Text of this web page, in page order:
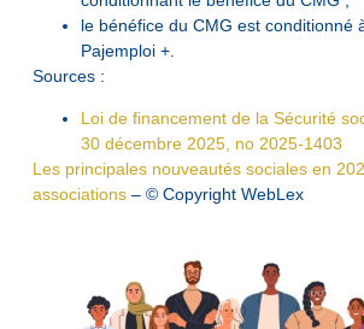
le bénéfice du CMG est conditionné
Pajemploi +.
Sources :
Loi de financement de la Sécurité
30 décembre 2025, no 2025-1403
Les principales nouveautés sociales en
associations– © Copyright WebLex